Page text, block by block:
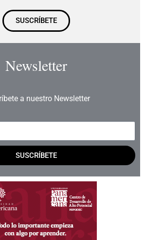
SUSCRÍBETE
Newsletter
a nuestro Newsletter
SUSCRÍBETE